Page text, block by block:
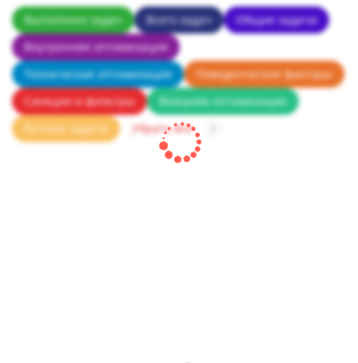
Выполнено задач Всего задач
Общие задачи
Внутренняя оптимизация
Техническая оптимизация
Поведенческие факторы
Санкции и фильтры
Внешняя оптимизация
Ручные задачи
Убрать все